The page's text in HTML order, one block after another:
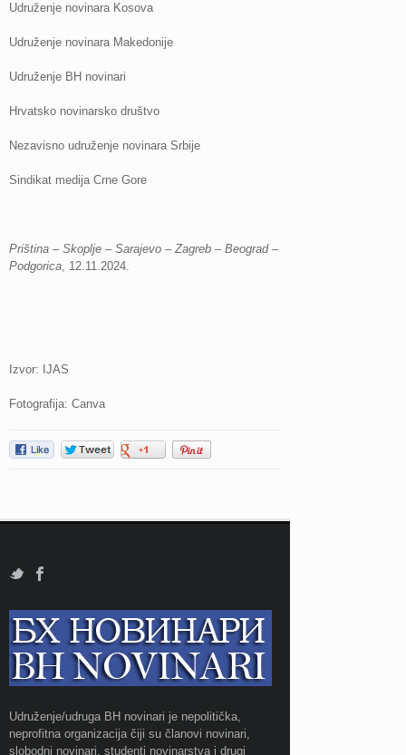
Udruženje novinara Kosova
Udruženje novinara Makedonije
Udruženje BH novinari
Hrvatsko novinarsko društvo
Nezavisno udruženje novinara Srbije
Sindikat medija Crne Gore
Priština – Skoplje – Sarajevo – Zagreb – Beograd –
Podgorica, 12.11.2024.
Izvor: IJAS
Fotografija: Canva
Udruženje/udruga BH novinari je nepolitička,
neprofitna organizacija čiji su članovi novinari,
slobodni novinari, studenti novinarstva i drugi